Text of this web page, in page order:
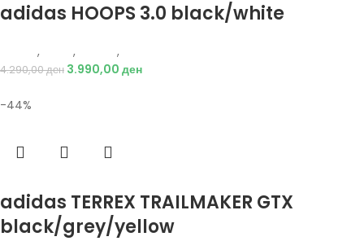
adidas HOOPS 3.0 black/white
, , ,
4.290,00ден 3.990,00 ден
-44%
adidas TERREX TRAILMAKER GTX
black/grey/yellow